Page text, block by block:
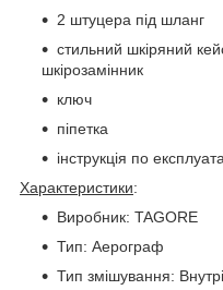
2 штуцера під шланг
стильний шкіряний
шкірозамінник
ключ
піпетка
інструкція по
Характеристики:
Виробник: TAGORE
Тип: Аерограф
Тип змішування: